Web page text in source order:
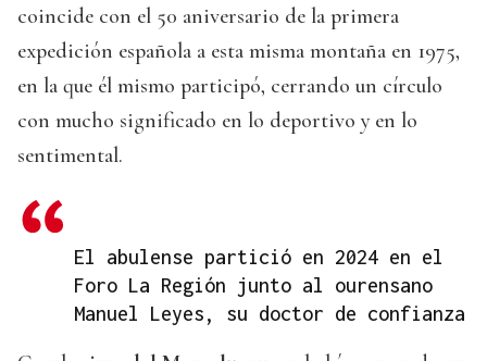
coincide con el 50 aniversario de la primera
expedición española a esta misma montaña en 1975,
en la que él mismo participó, cerrando un círculo
con mucho significado en lo deportivo y en lo
sentimental.
El abulense partició en 2024 en el
Foro La Región junto al ourensano
Manuel Leyes, su doctor de confianza